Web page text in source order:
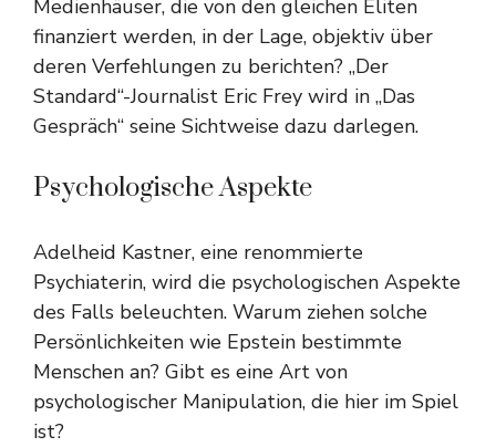
Medienhäuser, die von den gleichen Eliten
finanziert werden, in der Lage, objektiv über
deren Verfehlungen zu berichten? „Der
Standard“-Journalist Eric Frey wird in „Das
Gespräch“ seine Sichtweise dazu darlegen.
Psychologische Aspekte
Adelheid Kastner, eine renommierte
Psychiaterin, wird die psychologischen Aspekte
des Falls beleuchten. Warum ziehen solche
Persönlichkeiten wie Epstein bestimmte
Menschen an? Gibt es eine Art von
psychologischer Manipulation, die hier im Spiel
ist?